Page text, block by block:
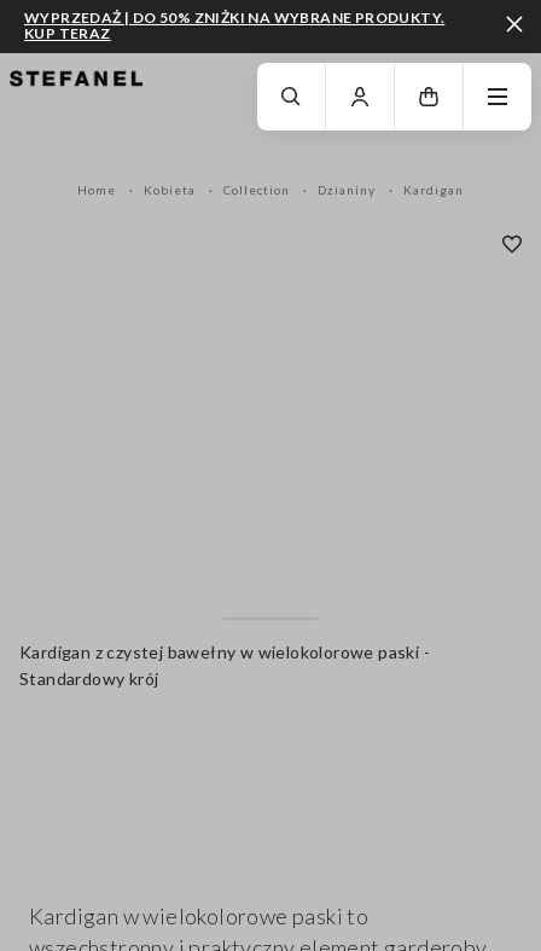
PRZEJDŹ DO GŁÓWNEJ TREŚCI PRZEWIŃ NA DÓŁ STRONY
WYPRZEDAŻ | DO 50% ZNIŻKI NA WYBRANE PRODUKTY.
KUP TERAZ
Home Kobieta Collection Dzianiny Kardigan
Kardigan z czystej bawełny w wielokolorowe paski -
Standardowy krój
Kardigan w wielokolorowe paski to